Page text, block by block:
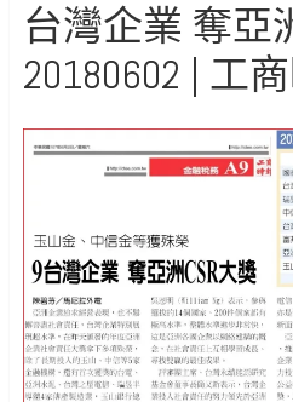
台灣企業 奪亞
20180602 | 工